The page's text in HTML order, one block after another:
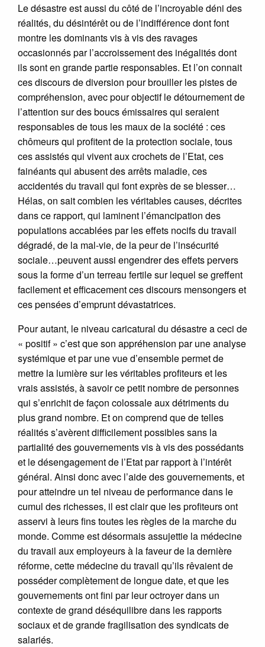
Le désastre est aussi du côté de l’incroyable déni des
réalités, du désintérêt ou de l’indifférence dont font
montre les dominants vis à vis des ravages
occasionnés par l’accroissement des inégalités dont
ils sont en grande partie responsables. Et l’on connait
ces discours de diversion pour brouiller les pistes de
compréhension, avec pour objectif le détournement de
l’attention sur des boucs émissaires qui seraient
responsables de tous les maux de la société : ces
chômeurs qui profitent de la protection sociale, tous
ces assistés qui vivent aux crochets de l’Etat, ces
fainéants qui abusent des arrêts maladie, ces
accidentés du travail qui font exprès de se blesser…
Hélas, on sait combien les véritables causes, décrites
dans ce rapport, qui laminent l’émancipation des
populations accablées par les effets nocifs du travail
dégradé, de la mal-vie, de la peur de l’insécurité
sociale…peuvent aussi engendrer des effets pervers
sous la forme d’un terreau fertile sur lequel se greffent
facilement et efficacement ces discours mensongers et
ces pensées d’emprunt dévastatrices.
Pour autant, le niveau caricatural du désastre a ceci de
« positif » c’est que son appréhension par une analyse
systémique et par une vue d’ensemble permet de
mettre la lumière sur les véritables profiteurs et les
vrais assistés, à savoir ce petit nombre de personnes
qui s’enrichit de façon colossale aux détriments du
plus grand nombre. Et on comprend que de telles
réalités s’avèrent difficilement possibles sans la
partialité des gouvernements vis à vis des possédants
et le désengagement de l’Etat par rapport à l’intérêt
général. Ainsi donc avec l’aide des gouvernements, et
pour atteindre un tel niveau de performance dans le
cumul des richesses, il est clair que les profiteurs ont
asservi à leurs fins toutes les règles de la marche du
monde. Comme est désormais assujettie la médecine
du travail aux employeurs à la faveur de la dernière
réforme, cette médecine du travail qu’ils rêvaient de
posséder complètement de longue date, et que les
gouvernements ont fini par leur octroyer dans un
contexte de grand déséquilibre dans les rapports
sociaux et de grande fragilisation des syndicats de
salariés.